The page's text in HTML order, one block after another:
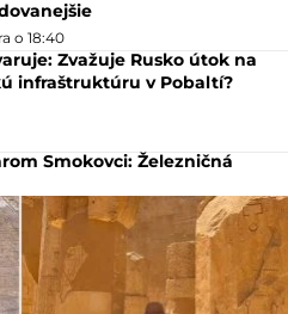
o 18:40
Zvažuje Rusko útok na
infraštruktúru v Pobaltí?
Smokovci: Železničná